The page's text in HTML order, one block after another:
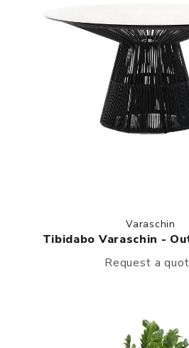
Varaschin
Tibidabo Varaschin -
Request a